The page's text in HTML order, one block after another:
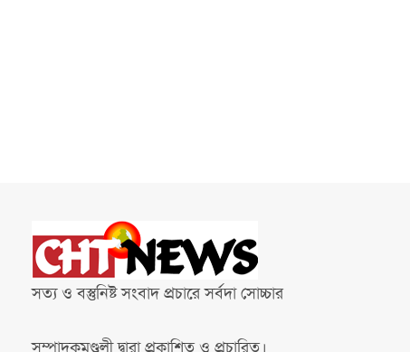
সত্য ও বস্তুনিষ্ট সংবাদ প্রচারে সর্বদা সোচ্চার
সম্পাদকমণ্ডলী দ্বারা প্রকাশিত ও প্রচারিত।